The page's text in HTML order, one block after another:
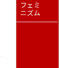
フェミ
ニズム